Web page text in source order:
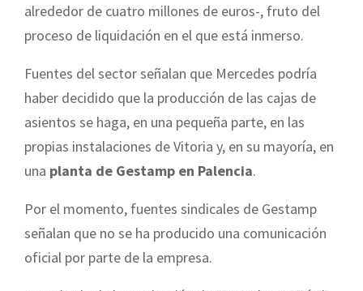
alrededor de cuatro millones de euros-, fruto del
proceso de liquidación en el que está inmerso.
Fuentes del sector señalan que Mercedes podría
haber decidido que la producción de las cajas de
asientos se haga, en una pequeña parte, en las
propias instalaciones de Vitoria y, en su mayoría, en
una planta de Gestamp en Palencia.
Por el momento, fuentes sindicales de Gestamp
señalan que no se ha producido una comunicación
oficial por parte de la empresa.